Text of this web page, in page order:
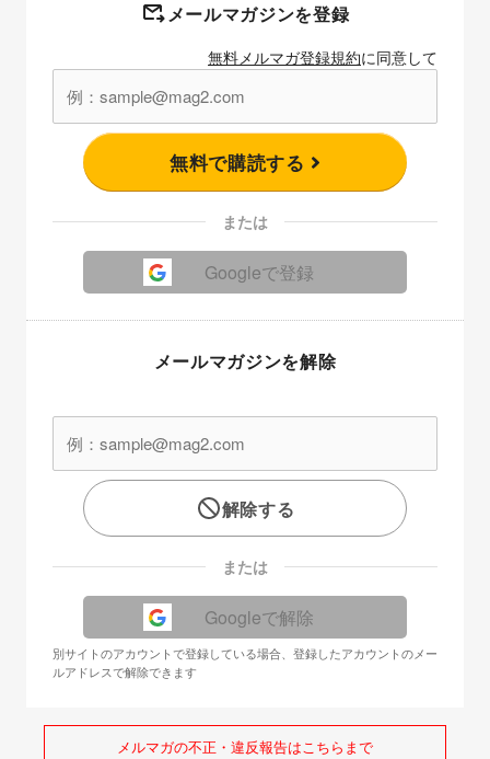
メールマガジンを登録
無料メルマガ登録規約に同意して
無料で購読する
または
Googleで登録
メールマガジンを解除
解除する
または
Googleで解除
別サイトのアカウントで登録している場合、登録したアカウントのメー
ルアドレスで解除できます
メルマガの不正・違反報告はこちらまで